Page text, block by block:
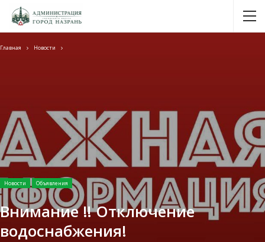
Главная Новости
Новости Объявления
Внимание ‼️ Отключение
водоснабжения!